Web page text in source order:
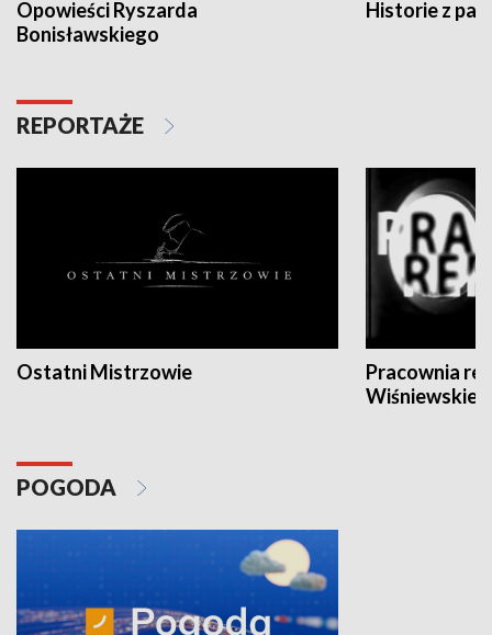
Opowieści Ryszarda
Bonisławskiego
Historie z
REPORTAŻE
Ostatni Mistrzowie
Pracownia
POGODA